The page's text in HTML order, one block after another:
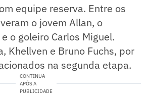
equipe reserva. Entre os
o jovem Allan, o
o goleiro Carlos Miguel.
Khellven e Bruno Fuchs, por
na segunda etapa.
CONTINUA
APÓS A
PUBLICIDADE